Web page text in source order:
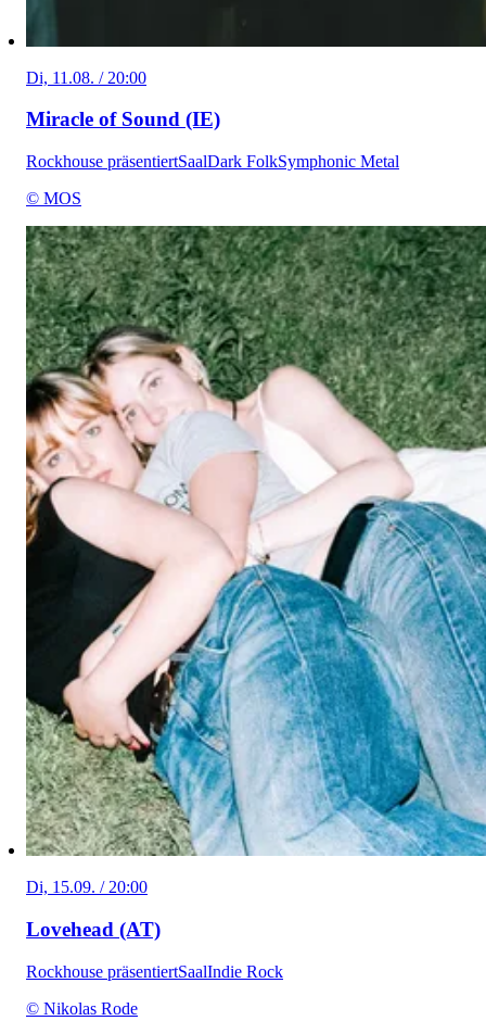
Di, 11.08. / 20:00
Miracle of Sound (IE)
Rockhouse präsentiertSaalDark FolkSymphonic Metal
© MOS
Di, 15.09. / 20:00
Lovehead (AT)
Rockhouse präsentiertSaalIndie Rock
© Nikolas Rode